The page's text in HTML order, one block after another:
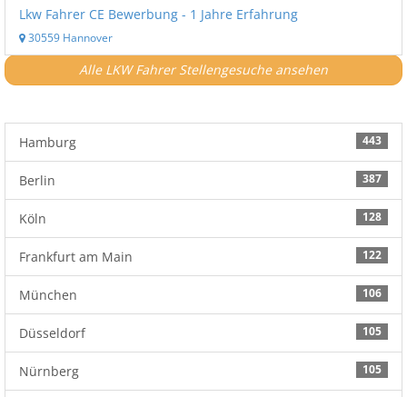
Lkw Fahrer CE Bewerbung - 1 Jahre Erfahrung
30559 Hannover
Alle LKW Fahrer Stellengesuche ansehen
443
Hamburg
387
Berlin
128
Köln
122
Frankfurt am Main
106
München
105
Düsseldorf
105
Nürnberg